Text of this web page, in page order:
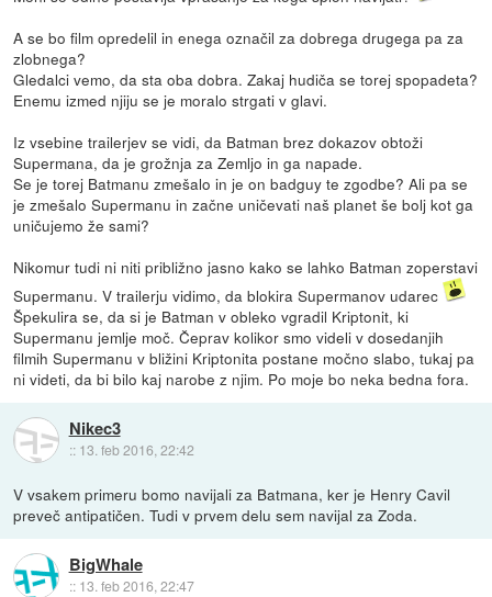
A se bo film opredelil in enega označil za dobrega drugega pa za
zlobnega?
Gledalci vemo, da sta oba dobra. Zakaj hudiča se torej spopadeta?
Enemu izmed njiju se je moralo strgati v glavi.
Iz vsebine trailerjev se vidi, da Batman brez dokazov obtoži
Supermana, da je grožnja za Zemljo in ga napade.
Se je torej Batmanu zmešalo in je on badguy te zgodbe? Ali pa se
je zmešalo Supermanu in začne uničevati naš planet še bolj kot ga
uničujemo že sami?
Nikomur tudi ni niti približno jasno kako se lahko Batman zoperstavi
Supermanu. V trailerju vidimo, da blokira Supermanov udarec
Špekulira se, da si je Batman v obleko vgradil Kriptonit, ki
Supermanu jemlje moč. Čeprav kolikor smo videli v dosedanjih
filmih Supermanu v bližini Kriptonita postane močno slabo, tukaj pa
ni videti, da bi bilo kaj narobe z njim. Po moje bo neka bedna fora.
Nikec3
:: 13. feb 2016, 22:42
V vsakem primeru bomo navijali za Batmana, ker je Henry Cavil
preveč antipatičen. Tudi v prvem delu sem navijal za Zoda.
BigWhale
:: 13. feb 2016, 22:47